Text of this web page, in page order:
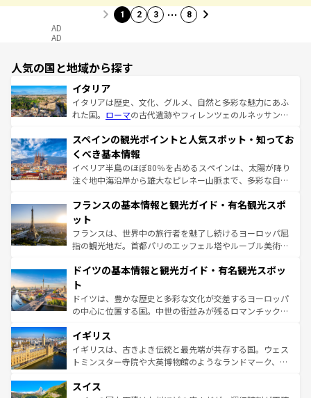
1 2 3 … 8
AD
AD
人気の国と地域から探す
イタリア
イタリアは歴史、文化、グルメ、自然と多彩な魅力にあふ
れた国。 ローマの古代遺跡やフィレンツェのルネッサンス
ろん、トスカーナの美しい田園風景やアマルフィ海岸の絶
景など、自然景観も見逃せない。観光の合間には、本場の
ピザやパスタなど、絶品のイタリア料理を堪能することも
できる。朝目覚めてから夜眠るまで、すべての瞬間を楽し
なお、新着のイタリア情報はコンテンツ一覧を参照してほ
しい。
スペインの観光ポイントと人気スポット・知ってお
くべき基本情報
イベリア半島のほぼ80％を占めるスペインは、太陽が降り
注ぐ地中海沿岸から雄大なピレネー山脈まで、多彩な自然
文化が根付くこの国では、情熱的なフラメンコ、熱気あふ
れる闘牛、そして美味しいタパスが生活の一部となってい
る。首都マドリードの洗練された雰囲気や、バルセロナの
アートに溢れた街角から、地方では古代ローマ遺跡や中世
せる。地方によって風土や気候が異なるスペインはその個
ンテンツ一覧 を参照してほしい。
フランスの基本情報と観光ガイド・有名観光スポ
ット
フランスは、世界中の旅行者を魅了し続けるヨーロッパ屈
指の観光地だ。首都パリのエッフェル塔やルーブル美術館
で、幅広い魅力が詰まっている。華麗な宮殿、歴史的な大
聖堂、美しいビーチ、そして豊かな自然が、訪れる者を心
から魅了する。また、フランスは美食の国としても知ら
れ、フランス料理はユネスコ無形文化遺産にも登録されて
香り高いラベンダー畑など、多彩な楽しみ方が可能だ。さ
らに、パリ以外の地域にも魅力が溢れており、どの街角に
も豊かな歴史と文化が息づいている。パリ以外の個性あふ
を参照してほしい。
ドイツの基本情報と観光ガイド・有名観光スポッ
ト
ドイツは、豊かな歴史と多彩な文化が交差するヨーロッパ
の中心に位置する国。中世の街並みが残るロマンチック街
顔を持つこの国は、どこを歩いても飽きることがない。ベ
ルリンの文化的活気、バイエルン州のアルプスの絶景、そ
してライン川沿いのワイン畑といった風景は必見。ビール
は、お酒好きな人にはぜひ体験してほしい。 なお、新着の
イギリス
イギリスは、古きよき伝統と最先端が共存する国。ウェス
トミンスター寺院や大英博物館のようなランドマーク、歴
リアごとに異なる魅力がある。また、優雅なアフタヌーン
スイス